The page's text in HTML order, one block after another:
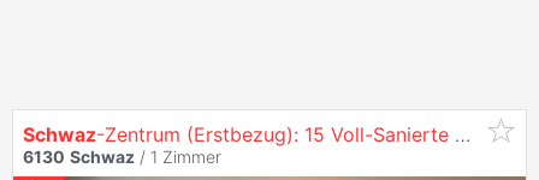
Schwaz-Zentrum (Erstbezug): 15 Voll-Sanierte Garçonnièren ab 850,00 €
6130 Schwaz / 1 Zimmer